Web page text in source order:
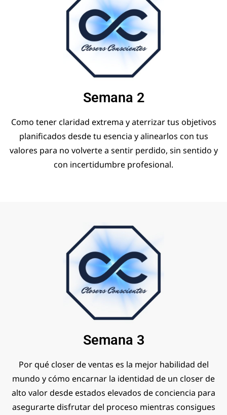
Semana 2
Como tener claridad extrema y aterrizar tus objetivos
planificados desde tu esencia y alinearlos con tus
valores para no volverte a sentir perdido, sin sentido y
con incertidumbre profesional.
Semana 3
Por qué closer de ventas es la mejor habilidad del
mundo y cómo encarnar la identidad de un closer de
alto valor desde estados elevados de conciencia para
asegurarte disfrutar del proceso mientras consigues